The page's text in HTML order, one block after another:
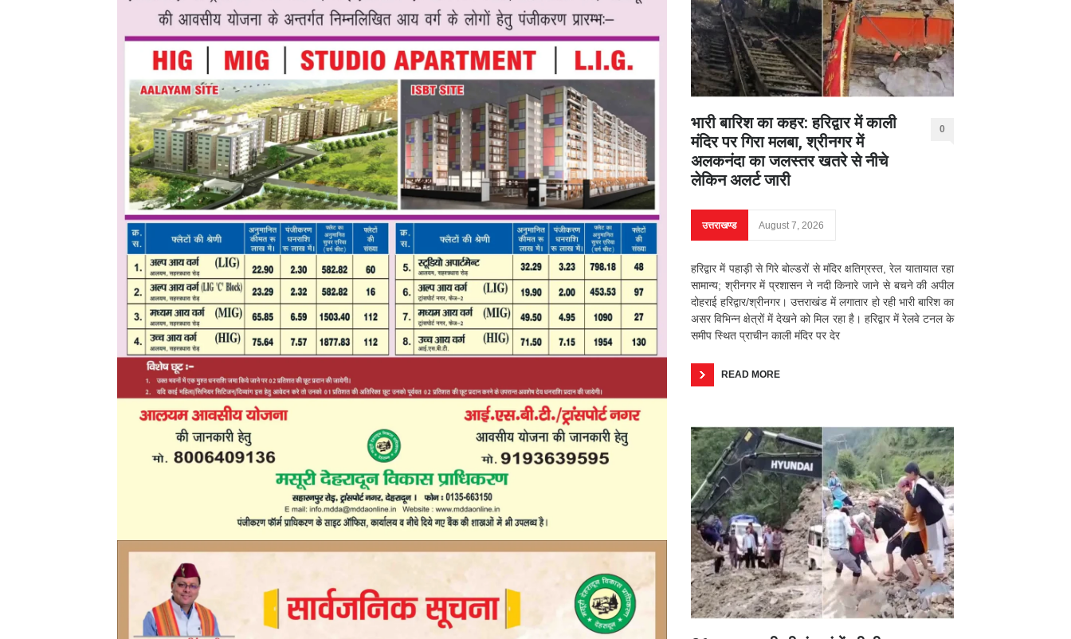
भारी बारिश का कहर: हरिद्वार में काली
मंदिर पर गिरा मलबा, श्रीनगर में
अलकनंदा का जलस्तर खतरे से नीचे
लेकिन अलर्ट जारी
0
उत्तराखण्ड August 7, 2026
हरिद्वार में पहाड़ी से गिरे बोल्डरों से मंदिर क्षतिग्रस्त, रेल यातायात रहा
सामान्य; श्रीनगर में प्रशासन ने नदी किनारे जाने से बचने की अपील
दोहराई हरिद्वार/श्रीनगर। उत्तराखंड में लगातार हो रही भारी बारिश का
असर विभिन्न क्षेत्रों में देखने को मिल रहा है। हरिद्वार में रेलवे टनल के
समीप स्थित प्राचीन काली मंदिर पर देर
READ MORE